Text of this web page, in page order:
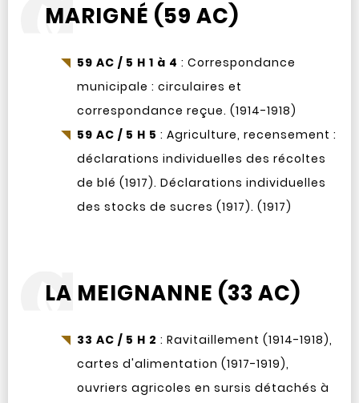
MARIGNÉ (59 AC)
59 AC / 5 H 1 à 4 : Correspondance
municipale : circulaires et
correspondance reçue. (1914-1918)
59 AC / 5 H 5 : Agriculture, recensement :
déclarations individuelles des récoltes
de blé (1917). Déclarations individuelles
des stocks de sucres (1917). (1917)
LA MEIGNANNE (33 AC)
33 AC / 5 H 2 : Ravitaillement (1914-1918),
cartes d'alimentation (1917-1919),
ouvriers agricoles en sursis détachés à